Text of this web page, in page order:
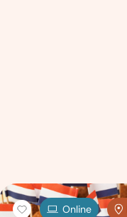
Online